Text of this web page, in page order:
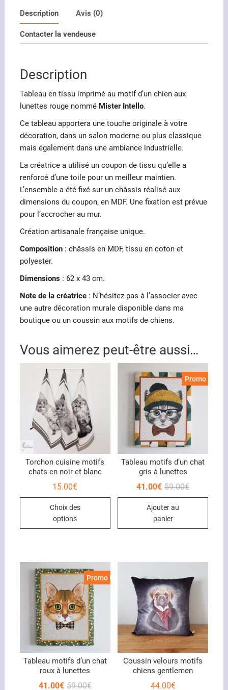
au
Mister
Intello
Description Avis (0)
Contacter la vendeuse
Description
Tableau en tissu imprimé au motif d’un chien aux
lunettes rouge nommé Mister Intello.
Ce tableau apportera une touche originale à votre
décoration, dans un salon moderne ou plus classique
mais également dans une ambiance industrielle.
La créatrice a utilisé un coupon de tissu qu’elle a
renforcé d’une toile pour un meilleur maintien.
L’ensemble a été fixé sur un châssis réalisé aux
dimensions du coupon, en MDF. Une fixation est prévue
pour l’accrocher au mur.
Création artisanale française unique.
Composition: châssis en MDF, tissu en coton et
polyester.
Dimensions: 62 x 43 cm.
Note de la créatrice: N’hésitez pas à l’associer avec
une autre décoration murale disponible dans ma
boutique ou un coussin aux motifs de chiens.
Vous aimerez peut-être aussi…
Torchon cuisine motifs
chats en noir et blanc
15.00€
Choix des
options
Ce
Les
options
peuvent
choisies
sur
produit
Promo !
Tableau motifs d’un chat
gris à lunettes
59.00€Le
41.00€
Le
Ajouter au
panier
Promo !
Tableau motifs d’un chat
roux à lunettes
59.00€Le
41.00€
Le
Coussin velours motifs
chiens gentlemen
44.00€